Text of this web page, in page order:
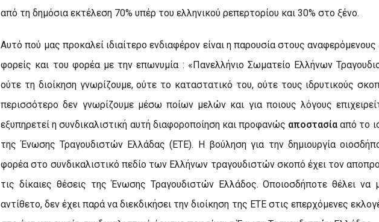
από τη δημόσια εκτέλεση 70% υπέρ του ελληνικού ρεπερτορίου και 30% στο ξένο.
Αυτό πού μας προκαλεί ιδιαίτερο ενδιαφέρον είναι η παρουσία στους αναφερόμενους
φορείς και του φορέα με την επωνυμία : «Πανελλήνιο Σωματείο Ελλήνων
ούτε τη διοίκηση γνωρίζουμε, ούτε το καταστατικό του, ούτε τους ιδρυτικούς
περισσότερο δεν γνωρίζουμε μέσω ποίων μελών και για ποιους λόγους
εξυπηρετεί η συνδικαλιστική αυτή διαφοροποίηση και προφανώς αποστασία από το
της Ένωσης Τραγουδιστών Ελλάδας (ΕΤΕ). Η βούληση για την δημιουργία
φορέα στο συνδικαλιστικό πεδίο των Ελλήνων τραγουδιστών σκοπό έχει τον
τις δίκαιες θέσεις της Ένωσης Τραγουδιστών Ελλάδος. Οποιοσδήποτε θέλει να
αντίθετο, δεν έχει παρά να διεκδικήσει την διοίκηση της ΕΤΕ στις επερχόμενες